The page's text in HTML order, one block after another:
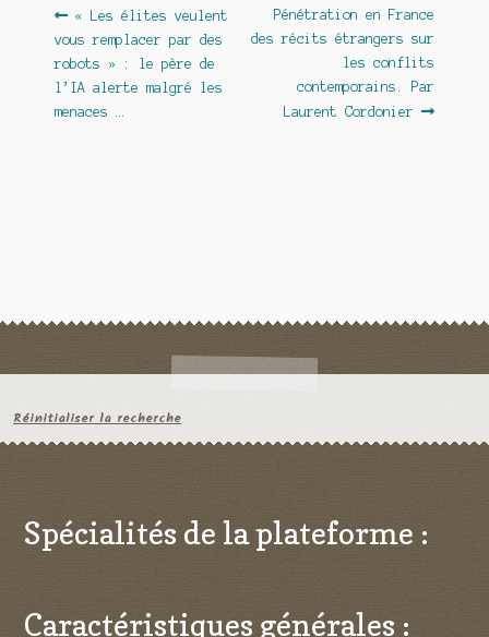
Navigation
de
l’article
Article
précédent :
« Les élites veulent
vous remplacer par des
robots » : le père de
l’IA alerte malgré les
menaces …
Article
suivant :
Pénétration en France
des récits étrangers sur
les conflits
contemporains. Par
Laurent Cordonier
Réinitialiser la recherche
Spécialités de la plateforme :
Caractéristiques générales :